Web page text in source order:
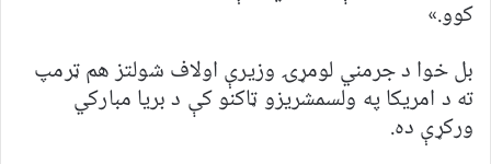
کوو.»
بل خوا د جرمني لومړۍ وزیرې اولاف شولتز هم ټرمپ
ته د امریکا په ولسمشریزو ټاکنو کې د بریا مبارکي
ورکړې ده.